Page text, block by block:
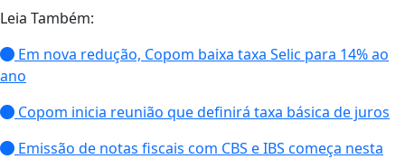
Leia Também:
Em nova redução, Copom baixa taxa Selic para 14% ao
ano
Copom inicia reunião que definirá taxa básica de juros
Emissão de notas fiscais com CBS e IBS começa nesta